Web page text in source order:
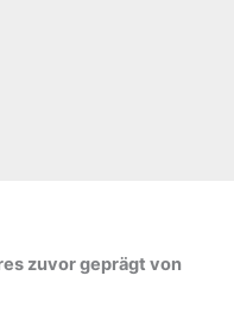
zuvor geprägt von